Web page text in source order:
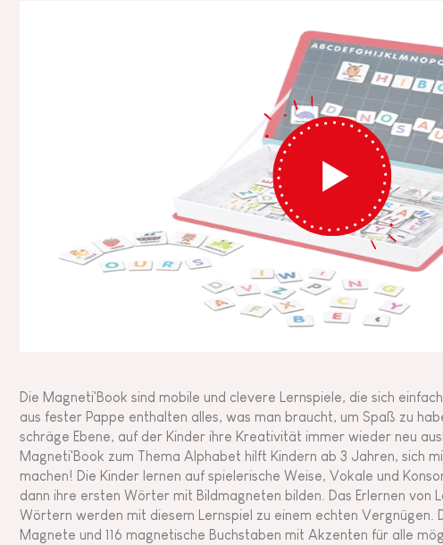
Die Magneti'Book sind mobile und clevere Lernspiele, die sich
aus fester Pappe enthalten alles, was man braucht, um Spaß zu
schräge Ebene, auf der Kinder ihre Kreativität immer wieder neu
Magneti'Book zum Thema Alphabet hilft Kindern ab 3 Jahren, sich
machen! Die Kinder lernen auf spielerische Weise, Vokale und
dann ihre ersten Wörter mit Bildmagneten bilden. Das Erlernen von
Wörtern werden mit diesem Lernspiel zu einem echten Vergnügen.
Magnete und 116 magnetische Buchstaben mit Akzenten für alle